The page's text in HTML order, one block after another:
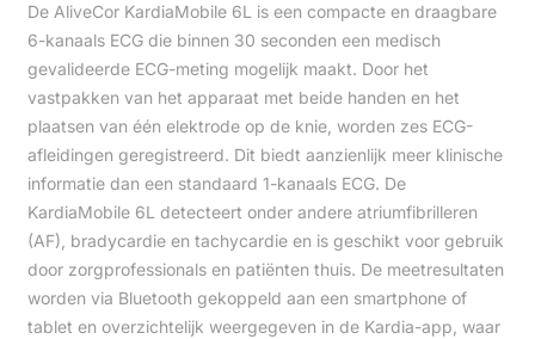
De AliveCor KardiaMobile 6L is een compacte en draagbare
6-kanaals ECG die binnen 30 seconden een medisch
gevalideerde ECG-meting mogelijk maakt. Door het
vastpakken van het apparaat met beide handen en het
plaatsen van één elektrode op de knie, worden zes ECG-
afleidingen geregistreerd. Dit biedt aanzienlijk meer klinische
informatie dan een standaard 1-kanaals ECG. De
KardiaMobile 6L detecteert onder andere atriumfibrilleren
(AF), bradycardie en tachycardie en is geschikt voor gebruik
door zorgprofessionals en patiënten thuis. De meetresultaten
worden via Bluetooth gekoppeld aan een smartphone of
tablet en overzichtelijk weergegeven in de Kardia-app, waar